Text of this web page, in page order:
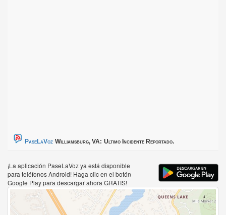
PaseLaVoz Williamsburg, VA: Ultimo Incidente Reportado.
¡La aplicación PaseLaVoz ya está disponible
para teléfonos Android! Haga clic en el botón
Google Play para descargar ahora GRATIS!